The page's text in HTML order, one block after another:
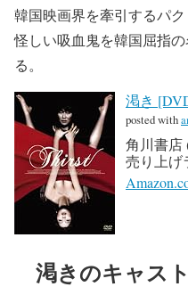
韓国映画界を牽引するパク
怪しい吸血鬼を韓国屈指
る。
渇き
posted with
角川書店
売り上げ
渇きのキャスト